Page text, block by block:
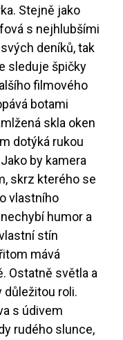
Stejně jako
s nejhlubšími
deníků, tak
sleduje špičky
filmového
botami
skla oken
dotýká rukou
by kamera
skrz kterého se
vlastního
humor a
stín
mává
Ostatně světla a
roli.
s údivem
rudého slunce,